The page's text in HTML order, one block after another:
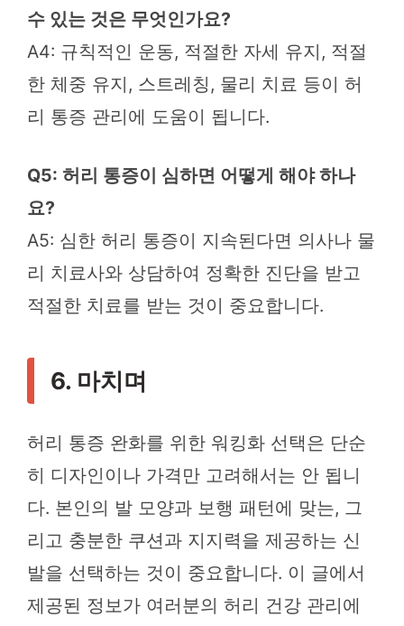
수 있는 것은 무엇인가요?
A4: 규칙적인 운동, 적절한 자세 유지, 적절
한 체중 유지, 스트레칭, 물리 치료 등이 허
리 통증 관리에 도움이 됩니다.
Q5: 허리 통증이 심하면 어떻게 해야 하나
요?
A5: 심한 허리 통증이 지속된다면 의사나 물
리 치료사와 상담하여 정확한 진단을 받고
적절한 치료를 받는 것이 중요합니다.
6. 마치며
허리 통증 완화를 위한 워킹화 선택은 단순
히 디자인이나 가격만 고려해서는 안 됩니
다. 본인의 발 모양과 보행 패턴에 맞는, 그
리고 충분한 쿠션과 지지력을 제공하는 신
발을 선택하는 것이 중요합니다. 이 글에서
제공된 정보가 여러분의 허리 건강 관리에